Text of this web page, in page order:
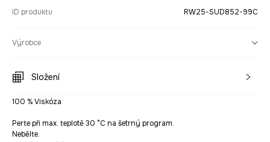
ID produktu RW25-SUD852-99C
Výrobce
Složení
100 % Viskóza
Perte při max. teplotě 30 °C na šetrný program.
Nebělte.